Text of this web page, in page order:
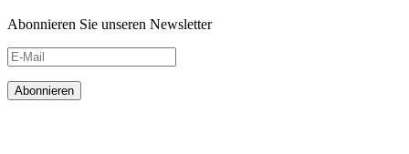
Abonnieren Sie unseren Newsletter